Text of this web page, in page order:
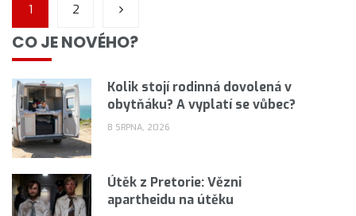
1 2
CO JE NOVÉHO?
Kolik stojí rodinná dovolená v
obytňáku? A vyplatí se vůbec?
8 SRPNA, 2026
Útěk z Pretorie: Vězni
apartheidu na útěku